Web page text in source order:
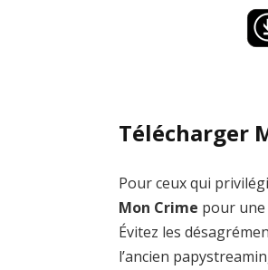
Télécharger
Pour ceux qui
Mon Crime pour
Évitez les
l’ancien